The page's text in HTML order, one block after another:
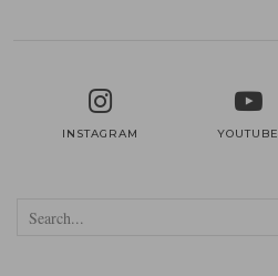
INSTAGRAM YOUTUBE